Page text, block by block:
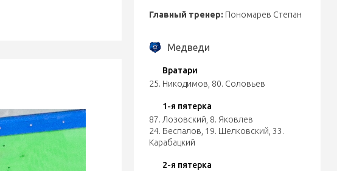
Главный тренер: Пономарев Степан
Медведи
Вратари
25. Никодимов 80. Соловьев
1-я пятерка
87. Лозовский 8. Яковлев
24. Беспалов 19. Шелковский 33.
Карабацкий
2-я пятерка